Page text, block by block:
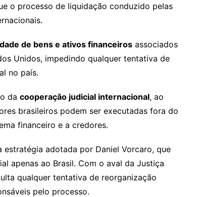
o processo de liquidação conduzido pelas
de bens e ativos financeiros associados
Unidos, impedindo qualquer tentativa de
no país.
da cooperação judicial internacional, ao
brasileiros podem ser executadas fora do
financeiro e a credores.
adotada por Daniel Vorcaro, que
apenas ao Brasil. Com o aval da Justiça
qualquer tentativa de reorganização
pelo processo.